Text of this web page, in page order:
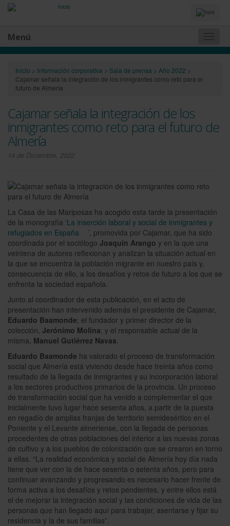
Idiomas
y
Menú
Inicio > Información corporativa > Sala de prensa > Año 2022 >
Cajamar señala la integración de los inmigrantes como reto para el
futuro de Almería
Cajamar señala la integración de los
inmigrantes como reto para el futuro de
Almería
14 de Diciembre, 2022
La Casa de las Mariposas ha acogido esta tarde la presentación
de la monografía ‘La inserción laboral y social de inmigrantes y
refugiados en España
’, promovida por Cajamar, que ha sido
coordinada por el sociólogo Joaquín Arango y en la que una
veintena de autores reflexionan y analizan la situación actual en
la que se encuentra la población migrante en nuestro país y,
consecuencia de ello, a los desafíos y retos de futuro a los que se
enfrenta la sociedad española.
Junto al coordinador de esta publicación, en el acto de
presentación han intervenido además el presidente de Cajamar,
Eduardo Baamonde; el fundador y primer director de la
colección, Jerónimo Molina; y el responsable actual de la
misma, Manuel Gutiérrez Navas.
Eduardo Baamonde ha valorado el proceso de transformación
social que Almería está viviendo desde hace treinta años como
resultado de la llegada de inmigrantes y su incorporación laboral
a los sectores productivos primarios de la provincia. Un proceso
de transformación social que ha venido a complementar el que
inicialmente tuvo lugar hace sesenta años, a partir de la puesta
en regadío de amplias franjas de territorio semidesértico en el
Poniente y el Levante almeriense, con la llegada de personas
procedentes de otras poblaciones del interior a las nuevas zonas
de cultivo y a los pueblos de colonización que se crearon en torno
a ellas. “La realidad económica y social de Almería hoy día nada
tiene que ver con la de hace sesenta o setenta años, pero para
continuar avanzando y progresando es necesario hacer frente de
forma activa a los desafíos y retos pendientes, y entre ellos está
el de mejorar la integración social y las condiciones de vida de las
personas que han llegado aquí para trabajar, asentarse y fijar su
residencia y la de sus familias”.